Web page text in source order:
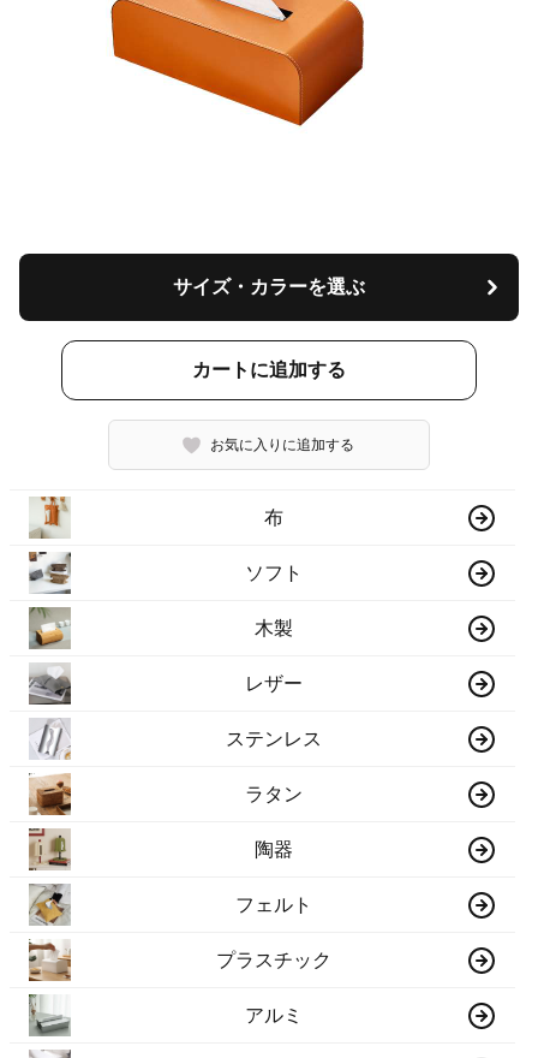
サイズ・カラーを選ぶ
カートに追加する
お気に入りに追加する
布
ソフト
木製
レザー
ステンレス
ラタン
陶器
フェルト
プラスチック
アルミ